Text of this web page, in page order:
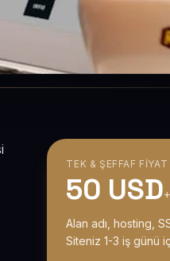
TEK & ŞEFFAF FIYAT
50 USD
Alan adı, hosting,
Siteniz 1-3 iş günü